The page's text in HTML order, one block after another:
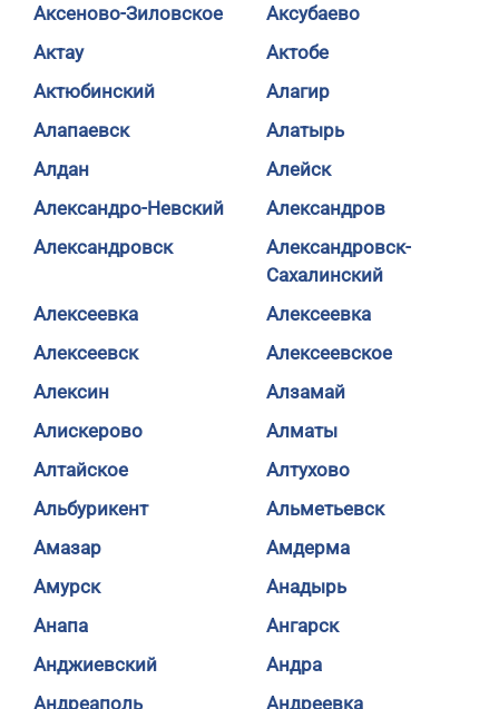
Аксеново-Зиловское
Аксубаево
Актау
Актобе
Актюбинский
Алагир
Алапаевск
Алатырь
Алдан
Алейск
Александро-Невский
Александров
Александровск
Александровск-
Сахалинский
Алексеевка
Алексеевка
Алексеевск
Алексеевское
Алексин
Алзамай
Алискерово
Алматы
Алтайское
Алтухово
Альбурикент
Альметьевск
Амазар
Амдерма
Амурск
Анадырь
Анапа
Ангарск
Анджиевский
Андра
Андреаполь
Андреевка